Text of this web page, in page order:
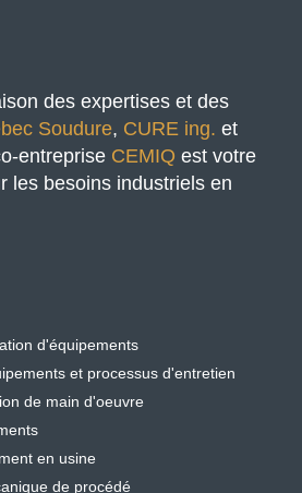
des expertises et des
Soudure, CURE ing. et
entreprise CEMIQ est votre
les besoins industriels en
d'équipements
et processus d'entretien
de main d'oeuvre
en usine
de procédé